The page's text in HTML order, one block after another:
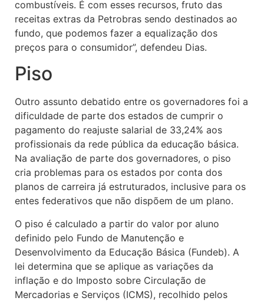
combustíveis. É com esses recursos, fruto das
receitas extras da Petrobras sendo destinados ao
fundo, que podemos fazer a equalização dos
preços para o consumidor”, defendeu Dias.
Piso
Outro assunto debatido entre os governadores foi a
dificuldade de parte dos estados de cumprir o
pagamento do reajuste salarial de 33,24% aos
profissionais da rede pública da educação básica.
Na avaliação de parte dos governadores, o piso
cria problemas para os estados por conta dos
planos de carreira já estruturados, inclusive para os
entes federativos que não dispõem de um plano.
O piso é calculado a partir do valor por aluno
definido pelo Fundo de Manutenção e
Desenvolvimento da Educação Básica (Fundeb). A
lei determina que se aplique as variações da
inflação e do Imposto sobre Circulação de
Mercadorias e Serviços (ICMS), recolhido pelos